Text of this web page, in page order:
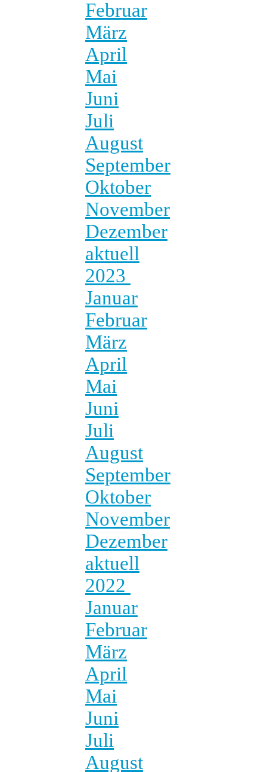
Februar
März
April
Mai
Juni
Juli
August
September
Oktober
November
Dezember
aktuell
2023
Januar
Februar
März
April
Mai
Juni
Juli
August
September
Oktober
November
Dezember
aktuell
2022
Januar
Februar
März
April
Mai
Juni
Juli
August